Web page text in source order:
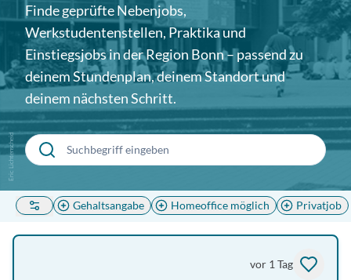
Eric Lichtenscheid
Finde geprüfte Nebenjobs,
Werkstudentenstellen, Praktika und
Einstiegsjobs inder Region Bonn– passend zu
deinem Stundenplan, deinem Standort und
deinem nächsten Schritt.
Gehaltsangabe Homeoffice möglich Privatjob
vor 1 Tag